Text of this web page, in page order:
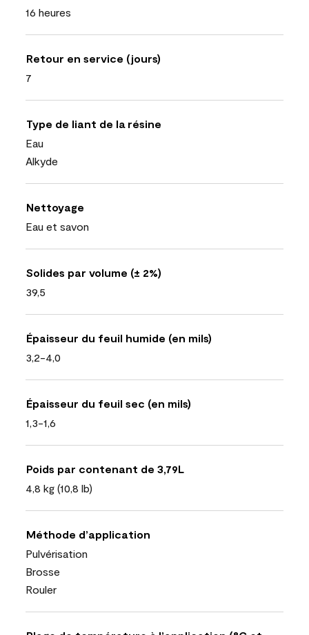
16 heures
Retour en service (jours)
7
Type de liant de la résine
Eau
Alkyde
Nettoyage
Eau et savon
Solides par volume (± 2%)
39,5
Épaisseur du feuil humide (en mils)
3,2-4,0
Épaisseur du feuil sec (en mils)
1,3-1,6
Poids par contenant de 3,79L
4,8 kg (10,8 lb)
Méthode d’application
Pulvérisation
Brosse
Rouler